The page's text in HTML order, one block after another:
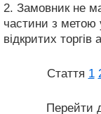
2. Замовник не
частини з метою
відкритих
Стаття 1
Перейти